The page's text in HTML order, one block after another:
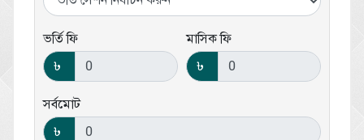
ভর্তি ফি
৳
মাসিক ফি
৳
সর্বমোট
৳